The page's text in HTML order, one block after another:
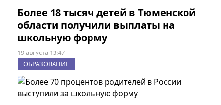
Более 18 тысяч детей в Тюменской
области получили выплаты на
школьную форму
19 августа 13:47
ОБРАЗОВАНИЕ